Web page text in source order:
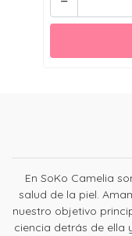
En SoKo Camelia
salud de la piel.
nuestro objetivo
ciencia detrás de ella